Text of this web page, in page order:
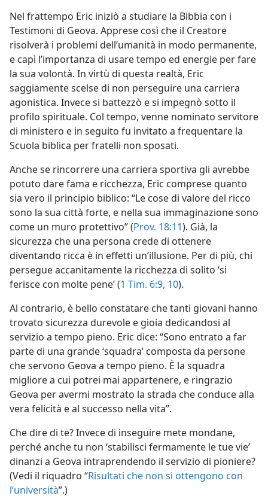
Nel frattempo Eric iniziò a studiare la Bibbia con i
Testimoni di Geova. Apprese così che il Creatore
risolverà i problemi dell’umanità in modo permanente,
e capì l’importanza di usare tempo ed energie per fare
la sua volontà. In virtù di questa realtà, Eric
saggiamente scelse di non perseguire una carriera
agonistica. Invece si battezzò e si impegnò sotto il
profilo spirituale. Col tempo, venne nominato servitore
di ministero e in seguito fu invitato a frequentare la
Scuola biblica per fratelli non sposati.
Anche se rincorrere una carriera sportiva gli avrebbe
potuto dare fama e ricchezza, Eric comprese quanto
sia vero il principio biblico: “Le cose di valore del ricco
sono la sua città forte, e nella sua immaginazione sono
come un muro protettivo” (Prov. 18:11). Già, la
sicurezza che una persona crede di ottenere
diventando ricca è in effetti un’illusione. Per di più, chi
persegue accanitamente la ricchezza di solito ‘si
ferisce con molte pene’ (1 Tim. 6:9, 10).
Al contrario, è bello constatare che tanti giovani hanno
trovato sicurezza durevole e gioia dedicandosi al
servizio a tempo pieno. Eric dice: “Sono entrato a far
parte di una grande ‘squadra’ composta da persone
che servono Geova a tempo pieno. È la squadra
migliore a cui potrei mai appartenere, e ringrazio
Geova per avermi mostrato la strada che conduce alla
vera felicità e al successo nella vita”.
Che dire di te? Invece di inseguire mete mondane,
perché anche tu non ‘stabilisci fermamente le tue vie’
dinanzi a Geova intraprendendo il servizio di pioniere?
(Vedi il riquadro “Risultati che non si ottengono con
l’università”.)